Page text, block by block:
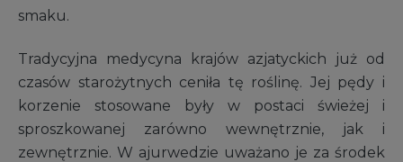
smaku.
Tradycyjna medycyna krajów azjatyckich już od
czasów starożytnych ceniła tę roślinę. Jej pędy i
korzenie stosowane były w postaci świeżej i
sproszkowanej zarówno wewnętrznie, jak i
zewnętrznie. W ajurwedzie uważano je za środek